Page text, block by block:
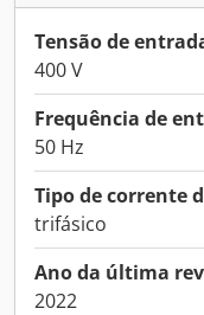
Tensão de
400 V
Frequência de
50 Hz
Tipo de corrente
trifásico
Ano da última
2022